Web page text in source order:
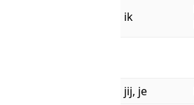
ik
jij, je